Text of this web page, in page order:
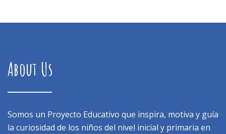
About Us
Somos un Proyecto Educativo que inspira, motiva y guía
la curiosidad de los niños del nivel inicial y primaria en